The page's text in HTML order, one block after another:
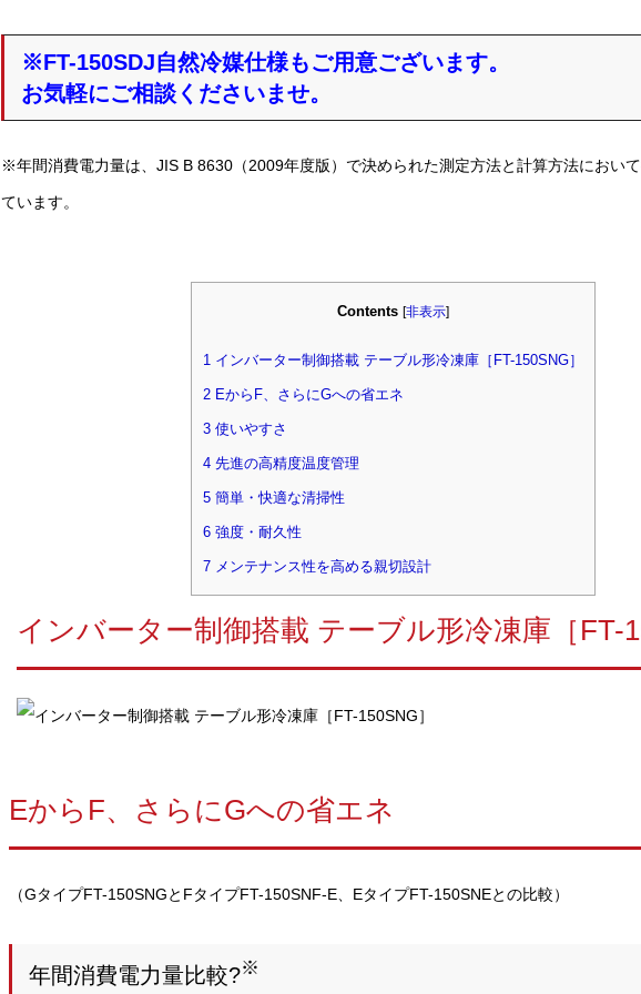
※FT-150SDJ自然冷媒仕様もご用意ございます。
お気軽にご相談くださいませ。
※年間消費電力量は、JIS B 8630（2009年度版）で決められた測定方法と計算方法におい
ています。
Contents [非表示]
1インバーター制御搭載 テーブル形冷凍庫［FT-150SNG］
2EからF、さらにGへの省エネ
3使いやすさ
4先進の高精度温度管理
5簡単・快適な清掃性
6強度・耐久性
7メンテナンス性を高める親切設計
インバーター制御搭載 テーブル形冷凍庫［FT-
EからF、さらにGへの省エネ
（GタイプFT-150SNGとFタイプFT-150SNF-E、EタイプFT-150SNEとの比較）
年間消費電力量比較?※